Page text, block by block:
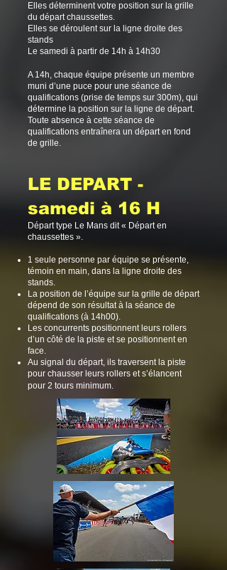
Elles déterminent votre position sur la grille
du départ chaussettes.
Elles se déroulent sur la ligne droite des
stands
Le samedi à partir de 14h à 14h30
A 14h, chaque équipe présente un membre
muni d’une puce pour une séance de
qualifications (prise de temps sur 300m), qui
détermine la position sur la ligne de départ.
Toute absence à cette séance de
qualifications entraînera un départ en fond
de grille.
LE DEPART -
samedi à 16 H
Départ type Le Mans dit « Départ en
chaussettes ».
1 seule personne par équipe se présente,
témoin en main, dans la ligne droite des
stands.
La position de l’équipe sur la grille de départ
dépend de son résultat à la séance de
qualifications (à 14h00).
Les concurrents positionnent leurs rollers
d’un côté de la piste et se positionnent en
face.
Au signal du départ, ils traversent la piste
pour chausser leurs rollers et s’élancent
pour 2 tours minimum.